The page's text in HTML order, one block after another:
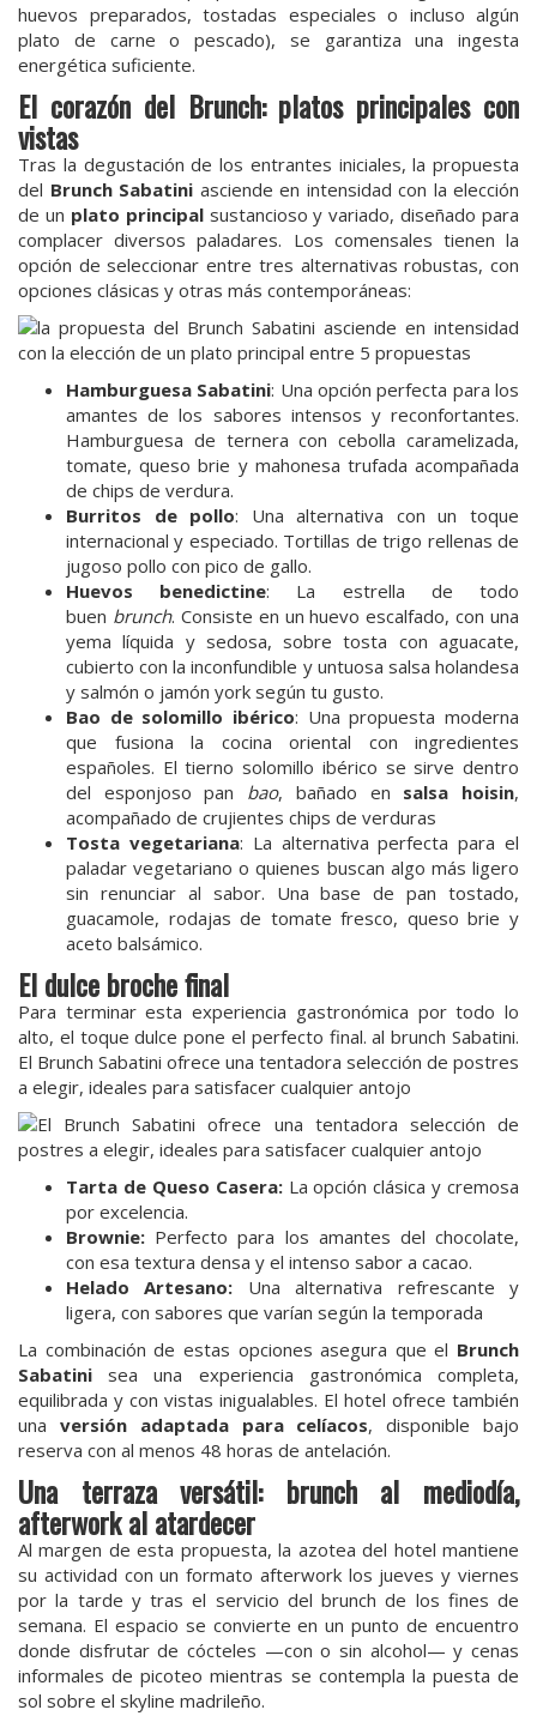
huevos preparados, tostadas especiales o incluso algún
plato de carne o pescado), se garantiza una ingesta
energética suficiente.
El corazón del Brunch: platos principales con
vistas
Tras la degustación de los entrantes iniciales, la propuesta
del Brunch Sabatini asciende en intensidad con la elección
de un plato principalsustancioso y variado, diseñado para
complacer diversos paladares. Los comensales tienen la
opción de seleccionar entre tres alternativas robustas, con
opciones clásicas y otras más contemporáneas:
Hamburguesa Sabatini: Una opción perfecta para los
amantes de los sabores intensos y reconfortantes.
Hamburguesa de ternera con cebolla caramelizada,
tomate, queso brie y mahonesa trufada acompañada
de chips de verdura.
Burritos de pollo: Una alternativa con un toque
internacional y especiado. Tortillas de trigo rellenas de
jugoso pollo con pico de gallo.
Huevos benedictine: La estrella de todo
buen brunch. Consiste en un huevo escalfado, con una
yema líquida y sedosa, sobre tosta con aguacate,
cubierto con la inconfundible y untuosa salsa holandesa
y salmón o jamón york según tu gusto.
Bao de solomillo ibérico: Una propuesta moderna
que fusiona la cocina oriental con ingredientes
españoles. El tierno solomillo ibérico se sirve dentro
del esponjoso pan bao, bañado en salsa hoisin,
acompañado de crujientes chips de verduras
Tosta vegetariana: La alternativa perfecta para el
paladar vegetariano o quienes buscan algo más ligero
sin renunciar al sabor. Una base de pan tostado,
guacamole, rodajas de tomate fresco, queso brie y
aceto balsámico.
El dulce broche final
Para terminar esta experiencia gastronómica por todo lo
alto, el toque dulce pone el perfecto final. al brunch Sabatini.
El Brunch Sabatini ofrece una tentadora selección de postres
a elegir, ideales para satisfacer cualquier antojo
Tarta de Queso Casera:La opción clásica y cremosa
por excelencia.
Brownie: Perfecto para los amantes del chocolate,
con esa textura densa y el intenso sabor a cacao.
Helado Artesano: Una alternativa refrescante y
ligera, con sabores que varían según la temporada
La combinación de estas opciones asegura que el Brunch
Sabatini sea una experiencia gastronómica completa,
equilibrada y con vistas inigualables. El hotel ofrece también
una versión adaptada para celíacos, disponible bajo
reserva con al menos 48 horas de antelación.
Una terraza versátil: brunch al mediodía,
afterwork al atardecer
Al margen de esta propuesta, la azotea del hotel mantiene
su actividad con un formato afterwork los jueves y viernes
por la tarde y tras el servicio del brunch de los fines de
semana. El espacio se convierte en un punto de encuentro
donde disfrutar de cócteles —con o sin alcohol— y cenas
informales de picoteo mientras se contempla la puesta de
sol sobre el skyline madrileño.